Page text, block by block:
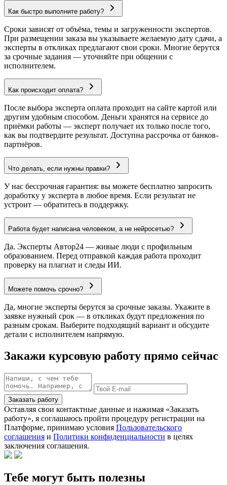
Как быстро выполните работу?
Сроки зависят от объёма, темы и загруженности экспертов.
При размещении заказа вы указываете желаемую дату сдачи, а
эксперты в откликах предлагают свои сроки. Многие берутся
за срочные задания — уточняйте при общении с
исполнителем.
Как происходит оплата?
После выбора эксперта оплата проходит на сайте картой или
другим удобным способом. Деньги хранятся на сервисе до
приёмки работы — эксперт получает их только после того,
как вы подтвердите результат. Доступна рассрочка от банков-
партнёров.
Что делать, если нужны правки?
У нас бессрочная гарантия: вы можете бесплатно запросить
доработку у эксперта в любое время. Если результат не
устроит — обратитесь в поддержку.
Работа будет написана человеком, а не нейросетью?
Да. Эксперты Автор24 — живые люди с профильным
образованием. Перед отправкой каждая работа проходит
проверку на плагиат и следы ИИ.
Можете помочь срочно?
Да, многие эксперты берутся за срочные заказы. Укажите в
заявке нужный срок — в откликах будут предложения по
разным срокам. Выберите подходящий вариант и обсудите
детали с исполнителем напрямую.
Закажи курсовую работу прямо сейчас
Заказать работу
Оставляя свои контактные данные и нажимая «Заказать
работу», я соглашаюсь пройти процедуру регистрации на
Платформе, принимаю условия Пользовательского
соглашения и Политики конфиденциальности в целях
заключения соглашения.
Тебе могут быть полезны